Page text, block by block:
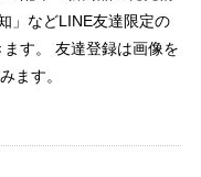
」などLINE友達限定の
す。 友達登録は画像を
ます。